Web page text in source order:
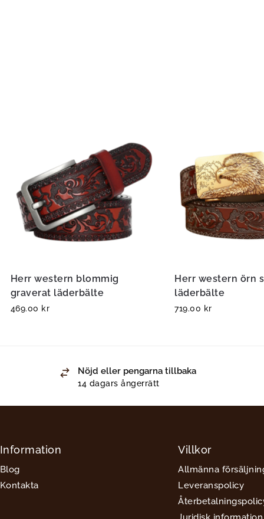
Herr western blommig
graverat läderbälte
469.00 kr
Herr western örn
läderbälte
719.00 kr
Nöjd eller pengarna tillbaka
14 dagars ångerrätt
Information
Blog
Kontakta
Villkor
Allmänna
Leveranspolicy